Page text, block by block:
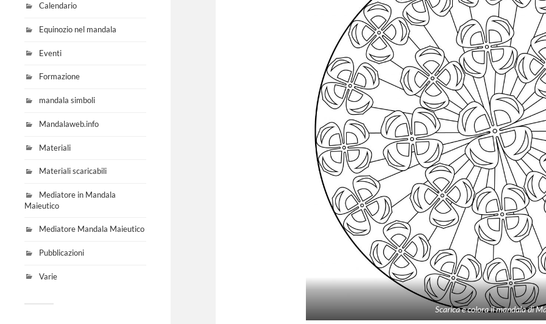
Calendario
Equinozio nel mandala
Eventi
Formazione
mandala simboli
Mandalaweb.info
Materiali
Materiali scaricabili
Mediatore in Mandala
Maieutico
Mediatore Mandala Maieutico
Pubblicazioni
Varie
Scarica e colora il mandala di